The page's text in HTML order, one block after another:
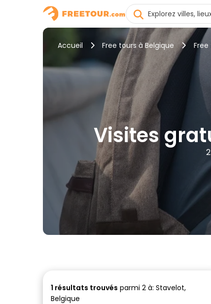
Accueil Free tours à Belgique
Visites
1 résultats trouvés parmi 2 à: Stavelot,
Belgique